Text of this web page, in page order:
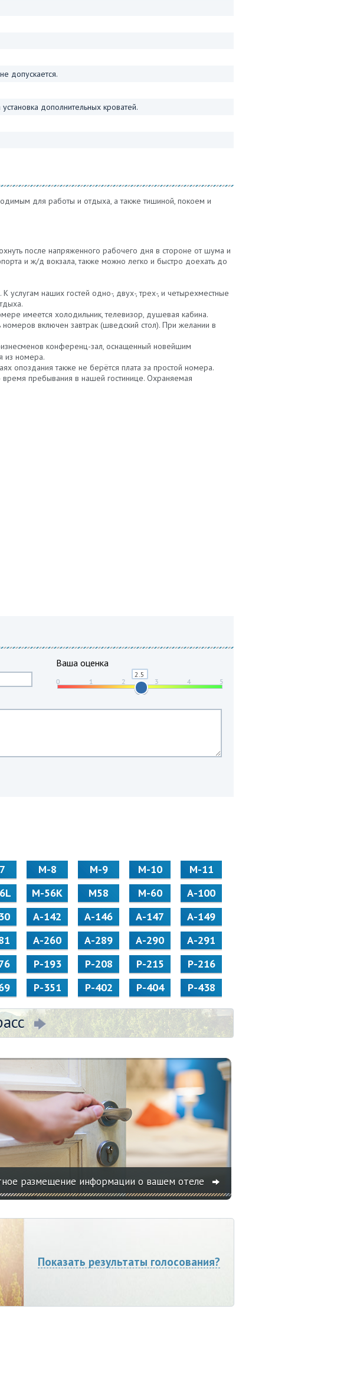
допускается.
дополнительных кроватей.
для работы и отдыха, а также тишиной, покоем и
после напряженного рабочего дня в стороне от шума и
и ж/д вокзала, также можно легко и быстро доехать до
наших гостей одно-, двух-, трех-, и четырехместные
имеется холодильник, телевизор, душевая кабина.
включен завтрак (шведский стол). При желании в
конференц-зал, оснащенный новейшим
из номера.
опоздания также не берётся плата за простой номера.
время пребывания в нашей гостинице. Охраняемая
Ваша оценка
М-8 М-9 М-10
М-11
M-56K М58 M-60
А-100
А-142 А-146 А-147
А-149
А-260 А-289 А-290
А-291
Р-193 Р-208 Р-215
Р-216
Р-351 Р-402 Р-404 Р-438
размещение информации о вашем отеле
Показать результаты голосования?